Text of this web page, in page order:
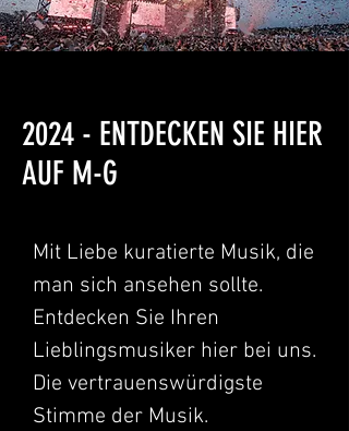
2024 - ENTDECKEN SIE HIER
AUF M-G
Mit Liebe kuratierte Musik, die
man sich ansehen sollte.
Entdecken Sie Ihren
Lieblingsmusiker hier bei uns.
Die vertrauenswürdigste
Stimme der Musik.